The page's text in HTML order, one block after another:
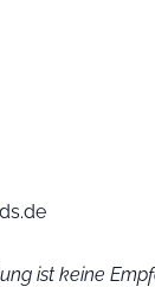
ist keine